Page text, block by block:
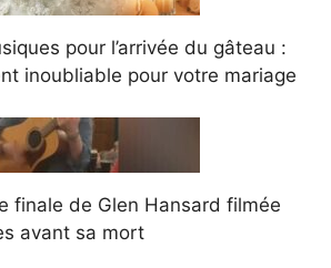
pour l’arrivée du gâteau :
inoubliable pour votre mariage
finale de Glen Hansard filmée
avant sa mort